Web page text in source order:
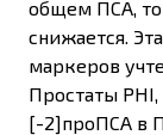
общем ПСА, то
снижается.
маркеров
Простаты
[-2]проПСА в